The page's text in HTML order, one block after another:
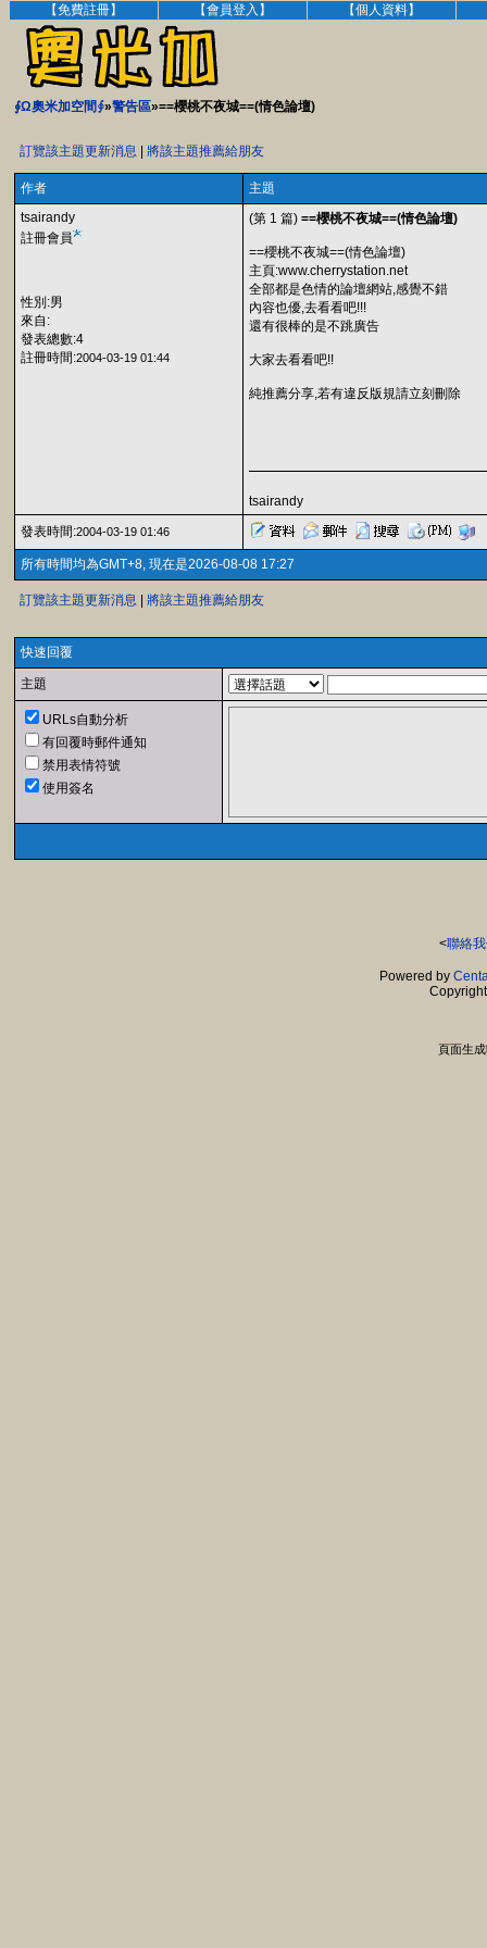
【免費註冊】 【會員登入】 【個人資料】
∮Ω奧米加空間∮»警告區»==櫻桃不夜城==(情色論壇)
訂覽該主題更新消息 將該主題推薦給朋友
作者
主題
tsairandy
註冊會員
性別:男
來自:
發表總數:4
註冊時間:2004-03-19 01:44
(第 1 篇) ==櫻桃不夜城==(情色論壇)
==櫻桃不夜城==(情色論壇)
主頁:www.cherrystation.net
全部都是色情的論壇網站,感覺不錯
內容也優,去看看吧!!!
還有很棒的是不跳廣告
大家去看看吧!!
純推薦分享,若有違反版規請立刻刪除
tsairandy
發表時間:2004-03-19 01:46
所有時間均為GMT+8, 現在是2026-08-08 17:27
訂覽該主題更新消息 將該主題推薦給朋友
快速回覆
主題
URLs自動分析
有回覆時郵件通知
禁用表情符號
使用簽名
<聯絡
Powered by
頁面生